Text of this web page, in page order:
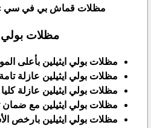
مظلات قماش بي في سي pvc على شكل قبة
مظلات بولي
مظلات بولي ايثيلين بأعلى
مظلات بولي ايثيلين عازلة
مظلات بولي ايثيلين عازلة
مظلات بولي ايثيلين مع ضمان
مظلات بولي ايثيلين بارخص